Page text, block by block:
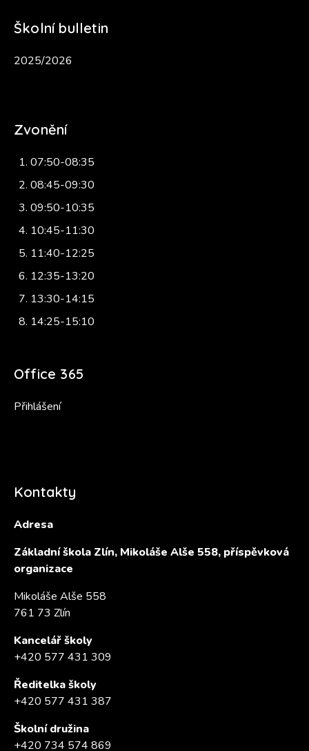
Školní bulletin
2025/2026
Zvonění
07:50-08:35
08:45-09:30
09:50-10:35
10:45-11:30
11:40-12:25
12:35-13:20
13:30-14:15
14:25-15:10
Office 365
Přihlášení
Kontakty
Adresa
Základní škola Zlín, Mikoláše Alše 558, příspěvková
organizace
Mikoláše Alše 558
761 73 Zlín
Kancelář školy
+420 577 431 309
Ředitelka školy
+420 577 431 387
Školní družina
+420 734 574 869